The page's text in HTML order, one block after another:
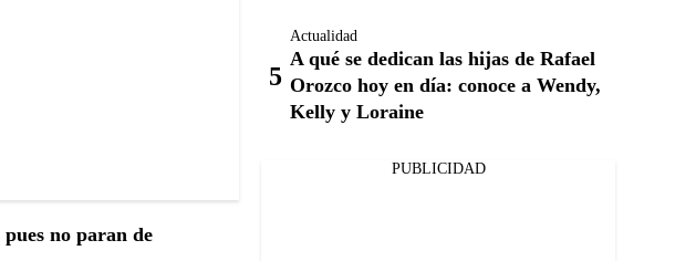
pues no paran de
Actualidad
A qué se dedican las hijas de Rafael
Orozco hoy en día: conoce a Wendy,
Kelly y Loraine
PUBLICIDAD